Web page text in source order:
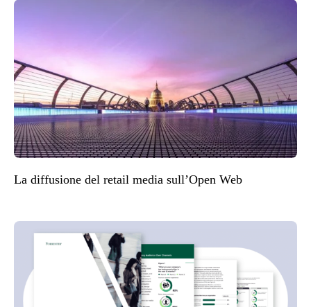
La diffusione del retail media sull’Open Web